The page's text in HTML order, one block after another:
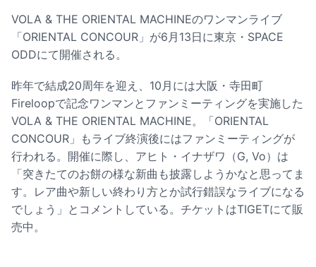
VOLA & THE ORIENTAL MACHINEのワンマンライブ
「ORIENTAL CONCOUR」が6月13日に東京・SPACE
ODDにて開催される。
昨年で結成20周年を迎え、10月には大阪・寺田町
Fireloopで記念ワンマンとファンミーティングを実施した
VOLA & THE ORIENTAL MACHINE。「ORIENTAL
CONCOUR」もライブ終演後にはファンミーティングが
行われる。開催に際し、アヒト・イナザワ（G, Vo）は
「突きたてのお餅の様な新曲も披露しようかなと思ってま
す。レア曲や新しい終わり方とか試行錯誤なライブになる
でしょう」とコメントしている。チケットはTIGETにて販
売中。